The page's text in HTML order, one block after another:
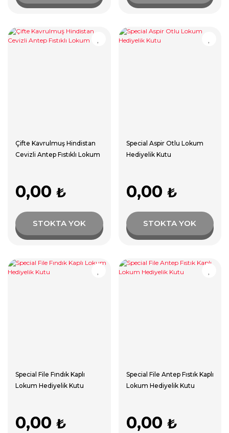
Çifte Kavrulmuş Hindistan
Cevizli Antep Fıstıklı Lokum
0,00 ₺
STOKTA YOK
Special Aspir Otlu Lokum
Hediyelik Kutu
0,00 ₺
STOKTA YOK
Special File Fındık Kaplı
Lokum Hediyelik Kutu
0,00 ₺
Special File Antep Fıstık Kaplı
Lokum Hediyelik Kutu
0,00 ₺